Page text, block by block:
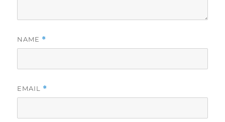
NAME *
EMAIL *